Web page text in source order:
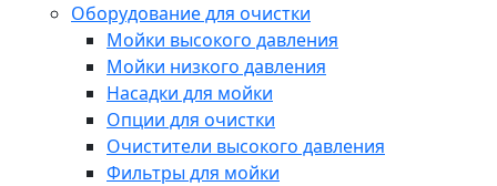
Оборудование для очистки
Мойки высокого давления
Мойки низкого давления
Насадки для мойки
Опции для очистки
Очистители высокого давления
Фильтры для мойки